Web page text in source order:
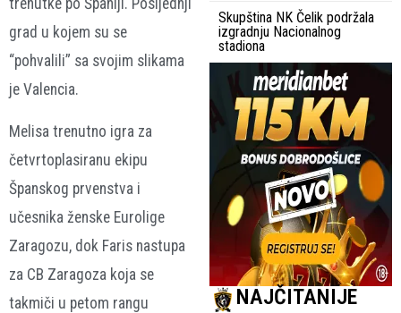
trenutke po Španiji. Posljednji
grad u kojem su se
“pohvalili” sa svojim slikama
je Valencia.
Melisa trenutno igra za
četvrtoplasiranu ekipu
Španskog prvenstva i
učesnika ženske Eurolige
Zaragozu, dok Faris nastupa
za CB Zaragoza koja se
takmiči u petom rangu
Skupština NK Čelik podržala
izgradnju Nacionalnog
stadiona
NAJČITANIJE